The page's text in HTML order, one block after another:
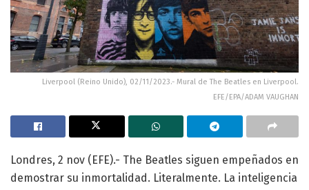
Liverpool (Reino Unido), 02/11/2023.- Mural de The Beatles en Liverpool.
EFE/EPA/ADAM VAUGHAN
Londres, 2 nov (EFE).- The Beatles siguen empeñados en
demostrar su inmortalidad. Literalmente. La inteligencia